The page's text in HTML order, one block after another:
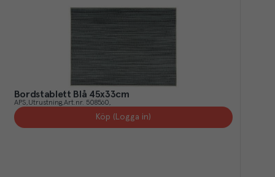
Bordstablett Blå 45x33cm
APS Utrustning Art.nr. 508560
Köp (Logga in)